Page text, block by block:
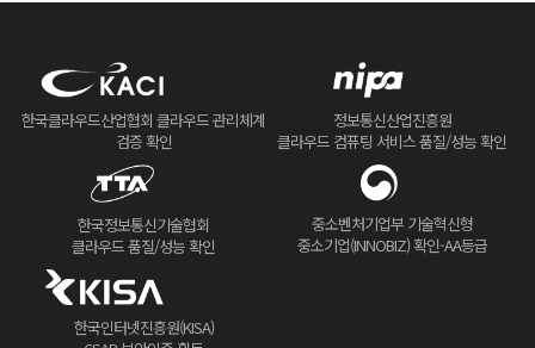
한국클라우드산업협회 클라우드 관리체계
검증 확인
정보통신산업진흥원
클라우드 컴퓨팅 서비스 품질/성능 확인
한국정보통신기술협회
클라우드 품질/성능 확인
중소벤처기업부 기술혁신형
중소기업(INNOBIZ) 확인-AA등급
한국인터넷진흥원(KISA)